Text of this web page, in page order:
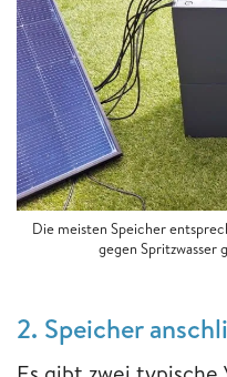
Die meisten Speicher
gegen Spritzwasser
2. Speicher